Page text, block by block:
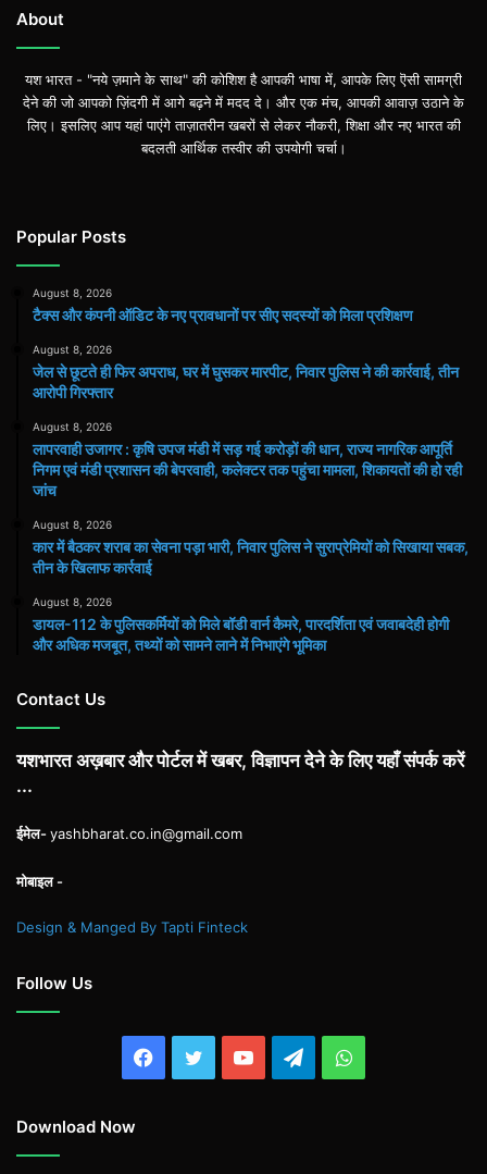
About
यश भारत - "नये ज़माने के साथ" की कोशिश है आपकी भाषा में, आपके लिए ऎसी सामग्री
देने की जो आपको ज़िंदगी में आगे बढ़ने में मदद दे। और एक मंच, आपकी आवाज़ उठाने के
लिए। इसलिए आप यहां पाएंगे ताज़ातरीन खबरों से लेकर नौकरी, शिक्षा और नए भारत की
बदलती आर्थिक तस्वीर की उपयोगी चर्चा।
Popular Posts
August 8, 2026
टैक्स और कंपनी ऑडिट के नए प्रावधानों पर सीए सदस्यों को मिला प्रशिक्षण
August 8, 2026
जेल से छूटते ही फिर अपराध, घर में घुसकर मारपीट, निवार पुलिस ने की कार्रवाई, तीन
आरोपी गिरफ्तार
August 8, 2026
लापरवाही उजागर : कृषि उपज मंडी में सड़ गई करोड़ों की धान, राज्य नागरिक आपूर्ति
निगम एवं मंडी प्रशासन की बेपरवाही, कलेक्टर तक पहुंचा मामला, शिकायतों की हो रही
जांच
August 8, 2026
कार में बैठकर शराब का सेवना पड़ा भारी, निवार पुलिस ने सुराप्रेमियों को सिखाया सबक,
तीन के खिलाफ कार्रवाई
August 8, 2026
डायल-112 के पुलिसकर्मियों को मिले बॉडी वार्न कैमरे, पारदर्शिता एवं जवाबदेही होगी
और अधिक मजबूत, तथ्यों को सामने लाने में निभाएंगे भूमिका
Contact Us
यशभारत अख़बार और पोर्टल में खबर, विज्ञापन देने के लिए यहाँ संपर्क करें
...
ईमेल-yashbharat.co.in@gmail.com
मोबाइल -
Design & Manged By Tapti Finteck
Follow Us
Facebook
TwitterYouTubeTelegramWhatsApp
Download Now